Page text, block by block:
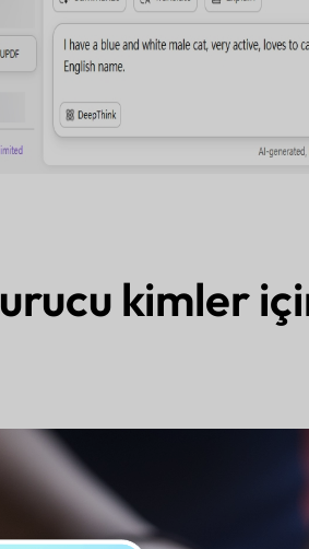
kimler